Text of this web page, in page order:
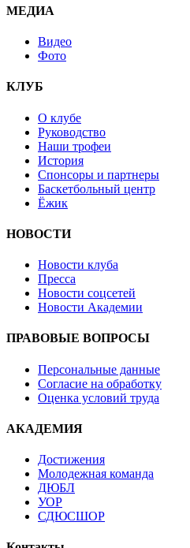
МЕДИА
Видео
Фото
КЛУБ
О клубе
Руководство
Наши трофеи
История
Спонсоры и партнеры
Баскетбольный центр
Ёжик
НОВОСТИ
Новости клуба
Пресса
Новости соцсетей
Новости Академии
ПРАВОВЫЕ ВОПРОСЫ
Персональные данные
Согласие на обработку
Оценка условий труда
АКАДЕМИЯ
Достижения
Молодежная команда
ДЮБЛ
УОР
СДЮСШОР